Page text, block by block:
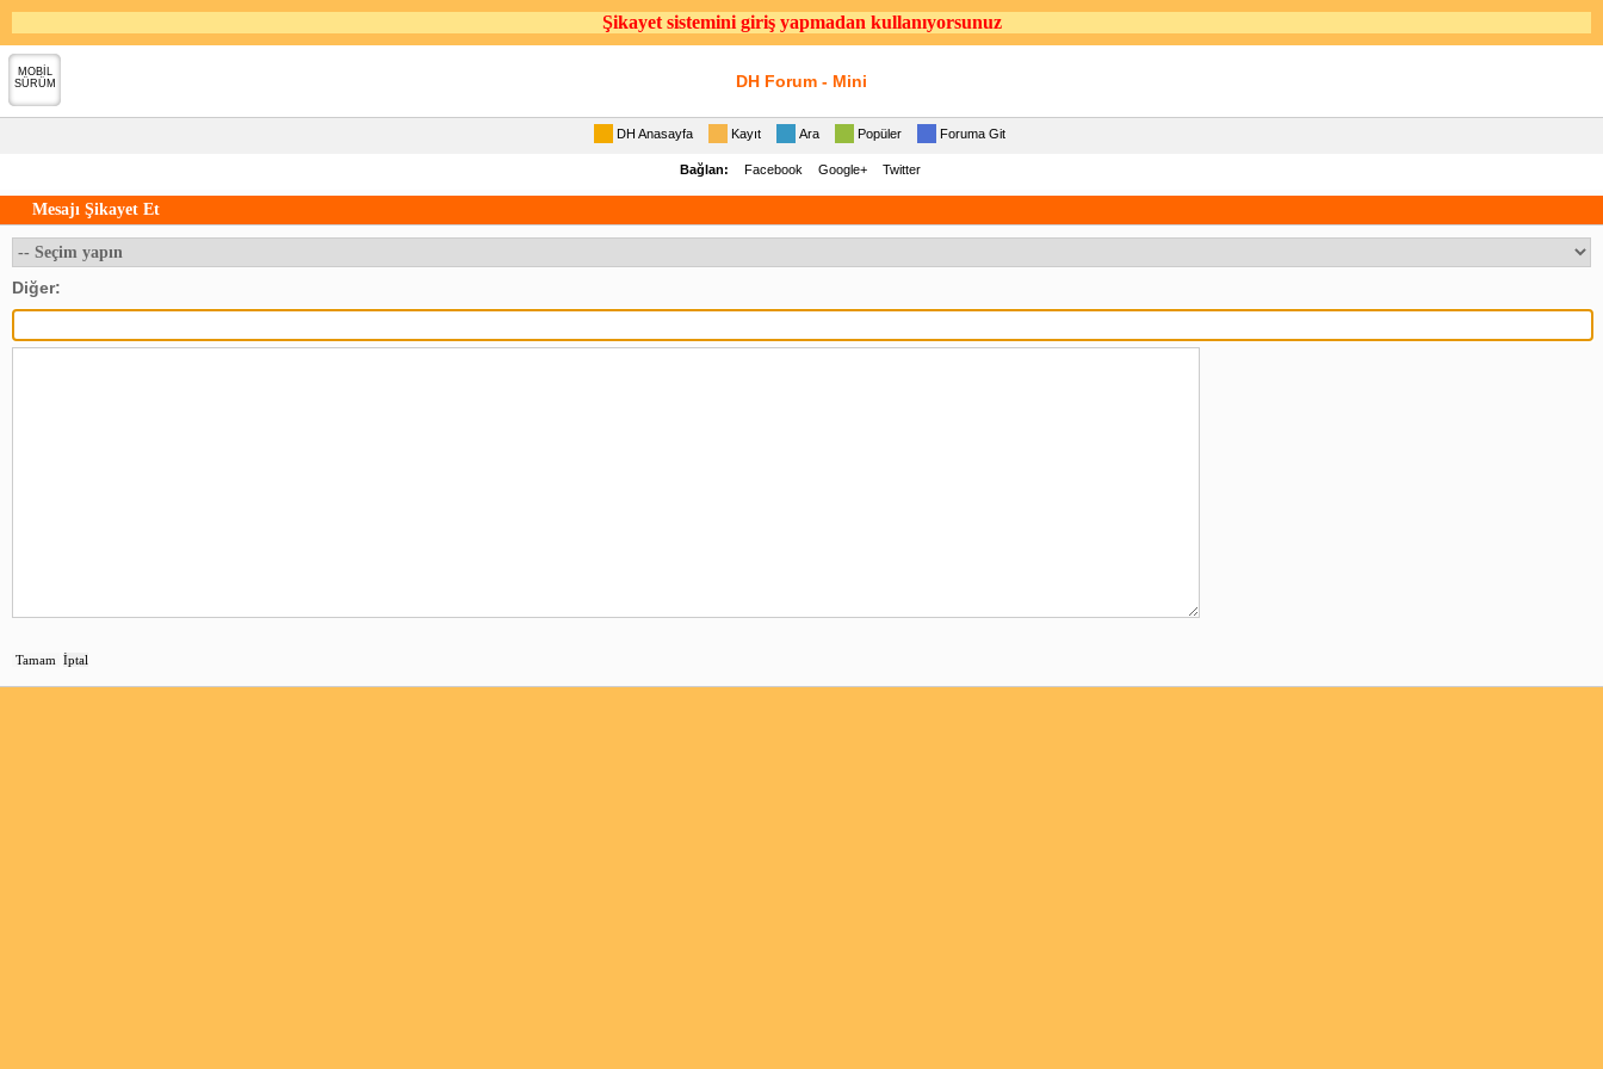
Şikayet sistemini giriş yapmadan kullanıyorsunuz
MOBİL
SÜRÜM
DH Forum - Mini
DH Anasayfa Kayıt Ara Popüler Foruma Git
Bağlan: Facebook Google+ Twitter
Mesajı Şikayet Et
Diğer: